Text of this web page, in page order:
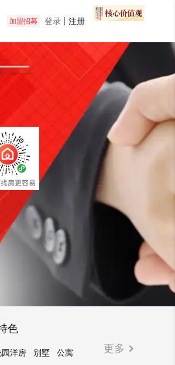
加盟招募 登录 注册
色
园洋房 别墅
公寓
更多